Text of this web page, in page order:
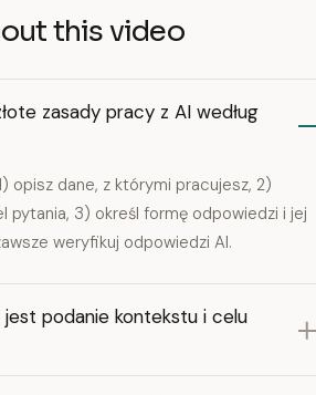
this video
zasady pracy z AI według
opisz dane, z którymi pracujesz, 2)
pytania, 3) określ formę odpowiedzi i jej
weryfikuj odpowiedzi AI.
jest podanie kontekstu i celu